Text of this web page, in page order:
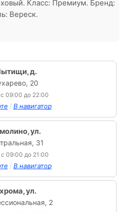
Класс: Премиум. Бренд:
Вереск.
д.
20
09:00 до 22:00
/ В навигатор
ул.
31
09:00 до 21:00
/ В навигатор
ул.
2